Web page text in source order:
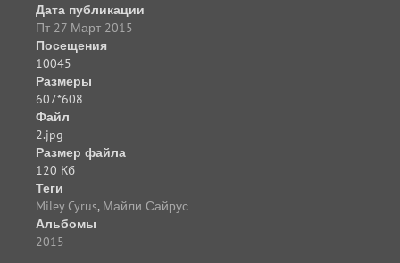
Дата публикации
Пт 27 Март 2015
Посещения
10045
Размеры
607*608
Файл
2.jpg
Размер файла
120 Кб
Теги
Miley Cyrus, Майли Сайрус
Альбомы
2015